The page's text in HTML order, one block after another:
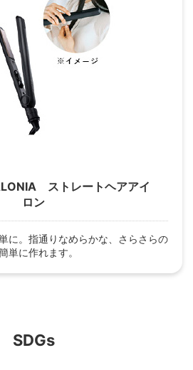
ストレートヘアアイ
ロン
に。指通りなめらかな、さらさらの
単に作れます。
SDGs